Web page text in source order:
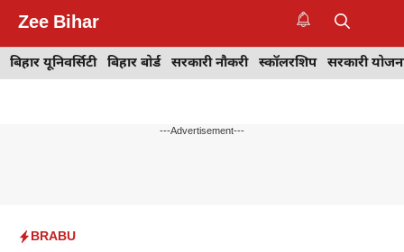
content
Zee Bihar
बिहार यूनिवर्सिटी बिहार बोर्ड सरकारी नौकरी स्कॉलरशिप सरकारी
---Advertisement---
BRABU